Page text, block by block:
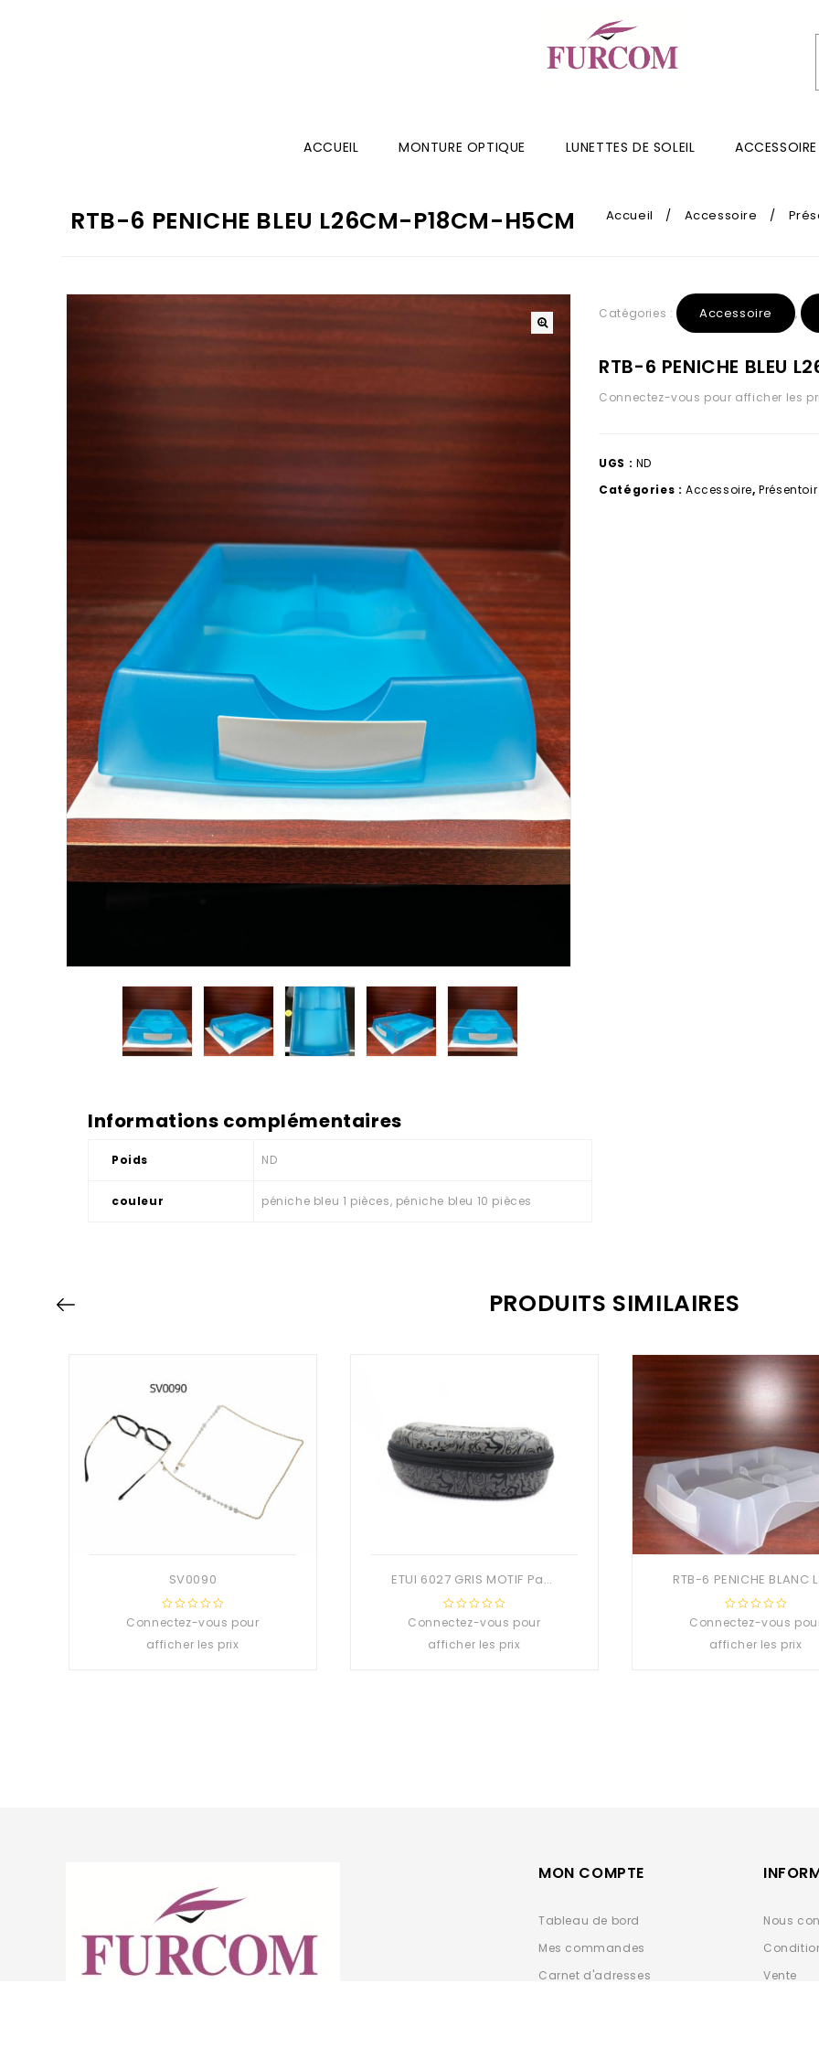
ACCUEIL MONTURE OPTIQUE LUNETTES DE SOLEIL ACCESSOIRE
RTB-6 PENICHE BLEU L26CM-P18CM-H5CM Accueil / Accessoire /
Catégories : Accessoire ,
RTB-6 PENICHE BLEU
Connectez-vous pour afficher les
UGS : ND
Catégories : Accessoire,Présentoir
Informations complémentaires
Poids ND
couleur péniche bleu 1 pièces, péniche bleu 10 pièces
PRODUITS SIMILAIRES
SV0090
0
Connectez-vous pour
afficher les prix
ETUI 6027 GRIS MOTIF Paquet 10 PCS
0
Connectez-vous pour
afficher les prix
0
Connectez-vous
afficher les prix
MON COMPTE
Tableau de bord
Mes commandes
Carnet d'adresses
Nous
Vente